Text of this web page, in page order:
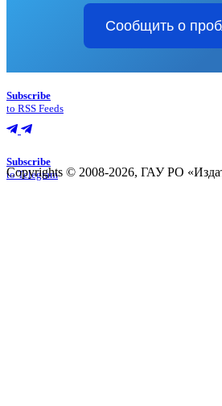
Сообщить о
Subscribe
to RSS Feeds
Subscribe
to Telegram
Copyrights © 2008-2026, ГАУ РО